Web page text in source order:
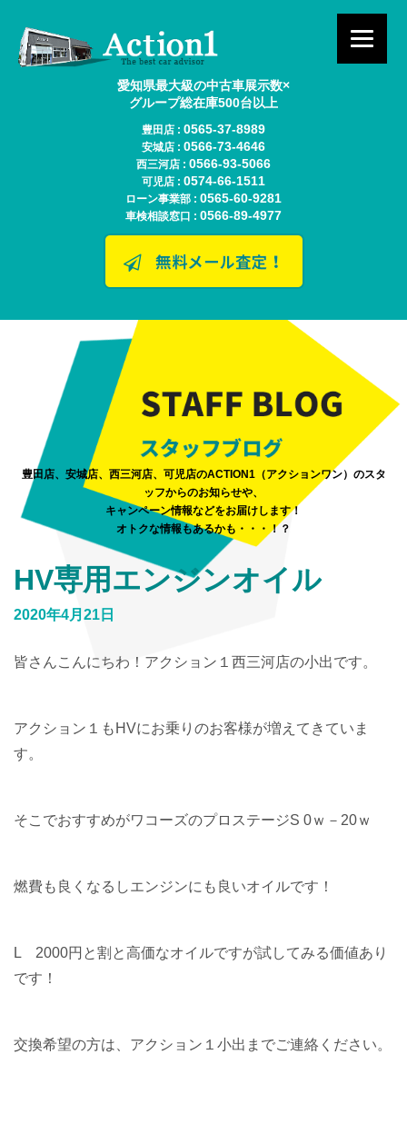
愛知県最大級の中古車展示数×
グループ総在庫500台以上
豊田店 : 0565-37-8989
安城店 : 0566-73-4646
西三河店 : 0566-93-5066
可児店 : 0574-66-1511
ローン事業部 : 0565-60-9281
車検相談窓口 : 0566-89-4977
豊田店、安城店、西三河店、可児店のACTION1（アクションワン）のスタ
ッフからのお知らせや、
キャンペーン情報などをお届けします！
オトクな情報もあるかも・・・！？
HV専用エンジンオイル
2020年4月21日
皆さんこんにちわ！アクション１西三河店の小出です。
アクション１もHVにお乗りのお客様が増えてきていま
す。
そこでおすすめがワコーズのプロステージS 0ｗ－20ｗ
燃費も良くなるしエンジンにも良いオイルです！
L 2000円と割と高価なオイルですが試してみる価値あり
です！
交換希望の方は、アクション１小出までご連絡ください。